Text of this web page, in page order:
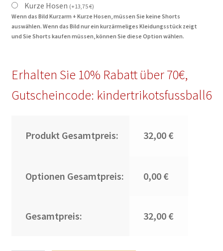
Kurze Hosen (+13,75€)
Wenn das Bild Kurzarm + Kurze Hosen, müssen Sie keine Shorts
auswählen. Wenn das Bild nur ein kurzärmeliges Kleidungsstück zeigt
und Sie Shorts kaufen müssen, können Sie diese Option wählen.
Erhalten Sie 10% Rabatt über 70€,
Gutscheincode: kindertrikotsfussball6
Produkt Gesamtpreis: 32,00 €
Optionen Gesamtpreis: 0,00 €
Gesamtpreis: 32,00 €